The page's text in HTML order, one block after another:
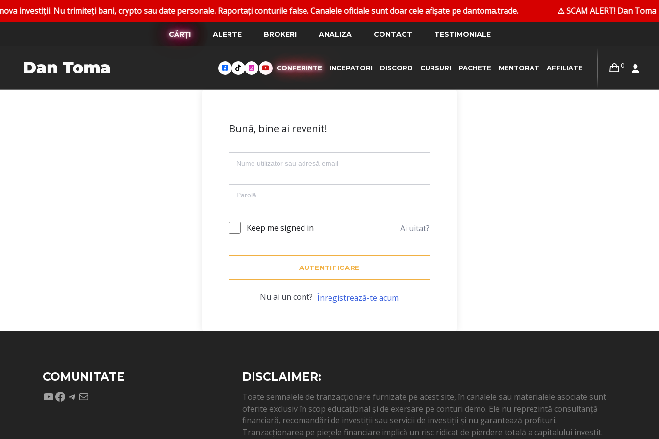
Nu trimiteți bani, crypto sau date personale. Raportați conturile false. Canalele oficiale sunt doar cele afișate pe dantoma.trade. ⚠ SCAM ALERT! Dan Toma
CĂRȚI ALERTE BROKERI ANALIZA CONTACT TESTIMONIALE
0
CONFERINTE INCEPATORI DISCORD CURSURI PACHETE MENTORAT AFFILIATE
Bună, bine ai revenit!
Keep me signed in Ai uitat?
AUTENTIFICARE
Nu ai un cont? Înregistrează-te acum
COMUNITATE
YouTube
Facebook
Telegram
Mail
DISCLAIMER:
Toate semnalele de tranzacționare furnizate pe acest site, în canalele sau materialele asociate sunt
oferite exclusiv în scop educațional și de exersare pe conturi demo. Ele nu reprezintă consultanță
financiară, recomandări de investiții sau servicii de investiții și nu garantează profituri.
Tranzacționarea pe piețele financiare implică un risc ridicat de pierdere totală a capitalului investit.